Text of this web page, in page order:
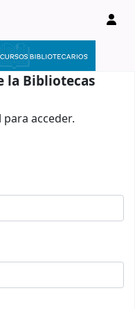
la Bibliotecas
acceder.